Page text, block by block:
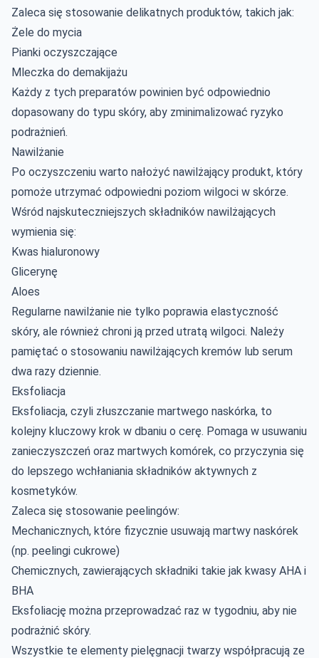
Zaleca się stosowanie delikatnych produktów, takich jak:
Żele do mycia
Pianki oczyszczające
Mleczka do demakijażu
Każdy z tych preparatów powinien być odpowiednio
dopasowany do typu skóry, aby zminimalizować ryzyko
podrażnień.
Nawilżanie
Po oczyszczeniu warto nałożyć nawilżający produkt, który
pomoże utrzymać odpowiedni poziom wilgoci w skórze.
Wśród najskuteczniejszych składników nawilżających
wymienia się:
Kwas hialuronowy
Glicerynę
Aloes
Regularne nawilżanie nie tylko poprawia elastyczność
skóry, ale również chroni ją przed utratą wilgoci. Należy
pamiętać o stosowaniu nawilżających kremów lub serum
dwa razy dziennie.
Eksfoliacja
Eksfoliacja, czyli złuszczanie martwego naskórka, to
kolejny kluczowy krok w dbaniu o cerę. Pomaga w usuwaniu
zanieczyszczeń oraz martwych komórek, co przyczynia się
do lepszego wchłaniania składników aktywnych z
kosmetyków.
Zaleca się stosowanie peelingów:
Mechanicznych, które fizycznie usuwają martwy naskórek
(np. peelingi cukrowe)
Chemicznych, zawierających składniki takie jak kwasy AHA i
BHA
Eksfoliację można przeprowadzać raz w tygodniu, aby nie
podrażnić skóry.
Wszystkie te elementy pielęgnacji twarzy współpracują ze